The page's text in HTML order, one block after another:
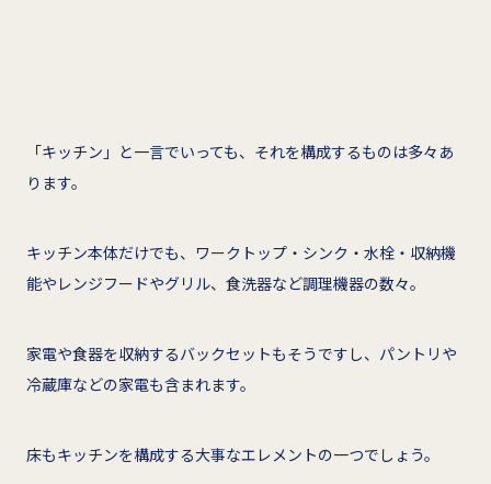
「キッチン」と一言でいっても、それを構成するものは多々あ
ります。
キッチン本体だけでも、ワークトップ・シンク・水栓・収納機
能やレンジフードやグリル、食洗器など調理機器の数々。
家電や食器を収納するバックセットもそうですし、パントリや
冷蔵庫などの家電も含まれます。
床もキッチンを構成する大事なエレメントの一つでしょう。